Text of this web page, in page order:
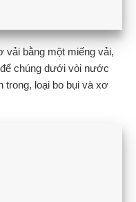
vải bằng một miếng vải,
chúng dưới vòi nước
trong, loại bo bụi và xơ